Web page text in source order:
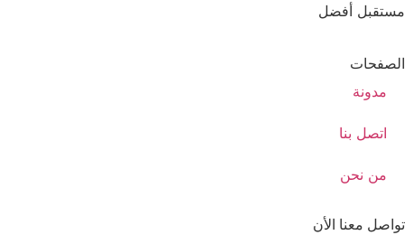
مستقبل أفضل
الصفحات
مدونة
اتصل بنا
من نحن
تواصل معنا الأن